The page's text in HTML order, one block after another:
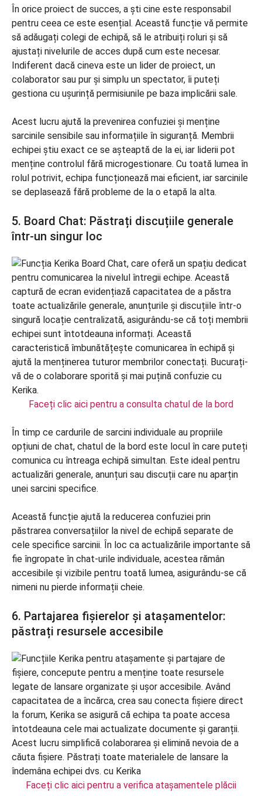
În orice proiect de succes, a ști cine este responsabil
pentru ceea ce este esențial. Această funcție vă permite
să adăugați colegi de echipă, să le atribuiți roluri și să
ajustați nivelurile de acces după cum este necesar.
Indiferent dacă cineva este un lider de proiect, un
colaborator sau pur și simplu un spectator, îi puteți
gestiona cu ușurință permisiunile pe baza implicării sale.
Acest lucru ajută la prevenirea confuziei și menține
sarcinile sensibile sau informațiile în siguranță. Membrii
echipei știu exact ce se așteaptă de la ei, iar liderii pot
menține controlul fără microgestionare. Cu toată lumea în
rolul potrivit, echipa funcționează mai eficient, iar sarcinile
se deplasează fără probleme de la o etapă la alta.
5. Board Chat: Păstrați discuțiile generale
într-un singur loc
Faceți clic aici pentru a consulta chatul de la bord
În timp ce cardurile de sarcini individuale au propriile
opțiuni de chat, chatul de la bord este locul în care puteți
comunica cu întreaga echipă simultan. Este ideal pentru
actualizări generale, anunțuri sau discuții care nu aparțin
unei sarcini specifice.
Această funcție ajută la reducerea confuziei prin
păstrarea conversațiilor la nivel de echipă separate de
cele specifice sarcinii. În loc ca actualizările importante să
fie îngropate în chat-urile individuale, acestea rămân
accesibile și vizibile pentru toată lumea, asigurându-se că
nimeni nu pierde informații cheie.
6. Partajarea fișierelor și atașamentelor:
păstrați resursele accesibile
Faceți clic aici pentru a verifica atașamentele plăcii